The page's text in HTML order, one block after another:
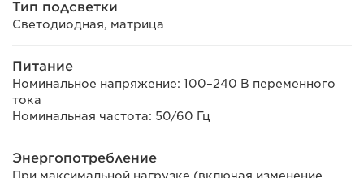
Тип подсветки
Светодиодная, матрица
Питание
Номинальное напряжение: 100–240 В переменного
тока
Номинальная частота: 50/60 Гц
Энергопотребление
При максимальной нагрузке (включая изменение